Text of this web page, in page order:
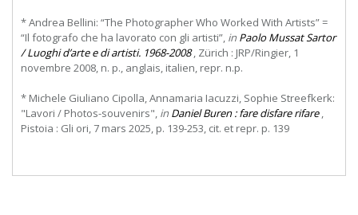
* Andrea Bellini: “The Photographer Who Worked With Artists” =
“Il fotografo che ha lavorato con gli artisti”, in Paolo Mussat Sartor
/ Luoghi d’arte e di artisti. 1968-2008, Zürich : JRP/Ringier, 1
novembre 2008, n. p., anglais, italien, repr. n.p.
* Michele Giuliano Cipolla, Annamaria Iacuzzi, Sophie Streefkerk:
"Lavori / Photos-souvenirs", in Daniel Buren : fare disfare rifare,
Pistoia : Gli ori, 7 mars 2025, p. 139-253, cit. et repr. p. 139